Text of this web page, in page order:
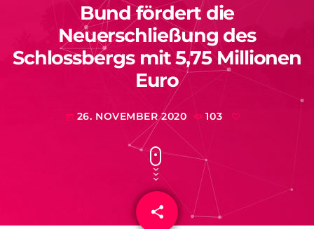
Bund fördert die
Neuerschließung des
Schlossbergs mit 5,75 Millionen
Euro
today 26. NOVEMBER 2020 103
share
email